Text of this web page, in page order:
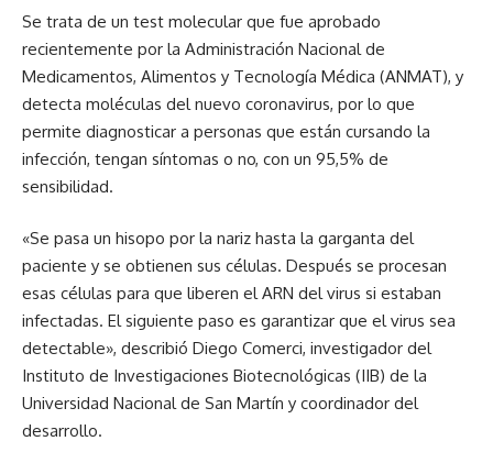
Se trata de un test molecular que fue aprobado
recientemente por la Administración Nacional de
Medicamentos, Alimentos y Tecnología Médica (ANMAT), y
detecta moléculas del nuevo coronavirus, por lo que
permite diagnosticar a personas que están cursando la
infección, tengan síntomas o no, con un 95,5% de
sensibilidad.
«Se pasa un hisopo por la nariz hasta la garganta del
paciente y se obtienen sus células. Después se procesan
esas células para que liberen el ARN del virus si estaban
infectadas. El siguiente paso es garantizar que el virus sea
detectable», describió Diego Comerci, investigador del
Instituto de Investigaciones Biotecnológicas (IIB) de la
Universidad Nacional de San Martín y coordinador del
desarrollo.